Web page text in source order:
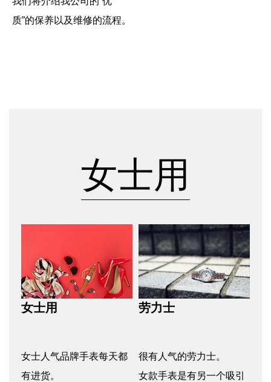
质”的保养以及维修的流程。
女士用
女士用
女士人气品牌手表每天都
有进货。
劳力士
很有人气的劳力士。
女款手表是有另一个吸引